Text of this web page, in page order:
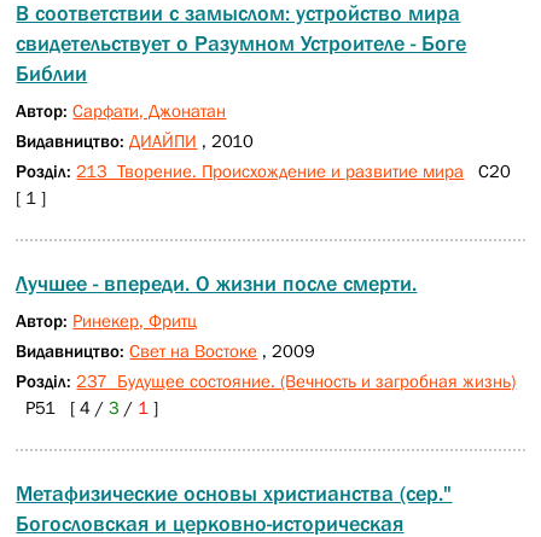
В соответствии с замыслом: устройство мира
свидетельствует о Разумном Устроителе - Боге
Библии
Автор:Сарфати, Джонатан
Видавництво:ДИАЙПИ , 2010
Розділ: 213 Творение. Происхождение и развитие мира С20
[ 1 ]
Лучшее - впереди. О жизни после смерти.
Автор: Ринекер, Фритц
Видавництво:Свет на Востоке , 2009
Розділ: 237 Будущее состояние. (Вечность и загробная жизнь)
Р51 [ 4 /3 / 1]
Метафизические основы христианства (сер."
Богословская и церковно-историческая